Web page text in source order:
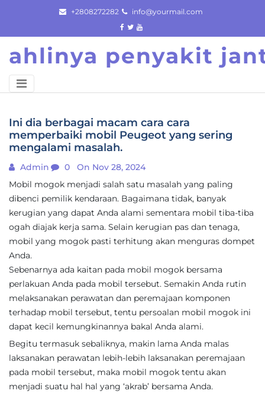
content
+2808272282 info@yourmail.com
ahlinya penyakit
Ini dia berbagai macam cara cara
memperbaiki mobil Peugeot yang sering
mengalami masalah.
Admin 0
On Nov 28, 2024
Mobil mogok menjadi salah satu masalah yang paling
dibenci pemilik kendaraan. Bagaimana tidak, banyak
kerugian yang dapat Anda alami sementara mobil tiba-tiba
ogah diajak kerja sama. Selain kerugian pas dan tenaga,
mobil yang mogok pasti terhitung akan menguras dompet
Anda.
Sebenarnya ada kaitan pada mobil mogok bersama
perlakuan Anda pada mobil tersebut. Semakin Anda rutin
melaksanakan perawatan dan peremajaan komponen
terhadap mobil tersebut, tentu persoalan mobil mogok ini
dapat kecil kemungkinannya bakal Anda alami.
Begitu termasuk sebaliknya, makin lama Anda malas
laksanakan perawatan lebih-lebih laksanakan peremajaan
pada mobil tersebut, maka mobil mogok tentu akan
menjadi suatu hal hal yang ‘akrab’ bersama Anda.